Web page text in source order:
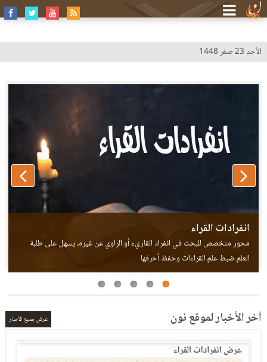
الأحد 23 صفر 1448
انفرادات القراء
محور متخصص للبحث في انفراد القاريء أو الراوي عن غيره، يسهل على طلبة
العلم ضبط علم القراءات وحفظ أحرفها
طيبة النشر - عرض خلافات القراء
عرض جميع الأخبار آخر الأخبار لموقع نون